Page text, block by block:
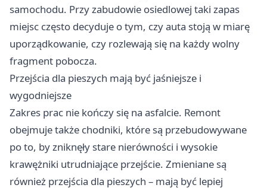
samochodu. Przy zabudowie osiedlowej taki zapas
miejsc często decyduje o tym, czy auta stoją w miarę
uporządkowanie, czy rozlewają się na każdy wolny
fragment pobocza.
Przejścia dla pieszych mają być jaśniejsze i
wygodniejsze
Zakres prac nie kończy się na asfalcie. Remont
obejmuje także chodniki, które są przebudowywane
po to, by zniknęły stare nierówności i wysokie
krawężniki utrudniające przejście. Zmieniane są
również przejścia dla pieszych – mają być lepiej